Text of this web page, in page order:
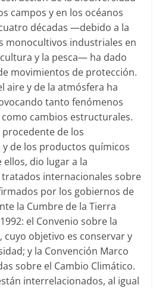
campos y en los océanos
décadas —debido a la
monocultivos industriales en
y la pesca— ha dado
movimientos de protección.
aire y de la atmósfera ha
tanto fenómenos
cambios estructurales.
de los
de los productos químicos
dio lugar a la
internacionales sobre
por los gobiernos de
la Cumbre de la Tierra
el Convenio sobre la
cuyo objetivo es conservar y
y la Convención Marco
sobre el Cambio Climático.
interrelacionados, al igual